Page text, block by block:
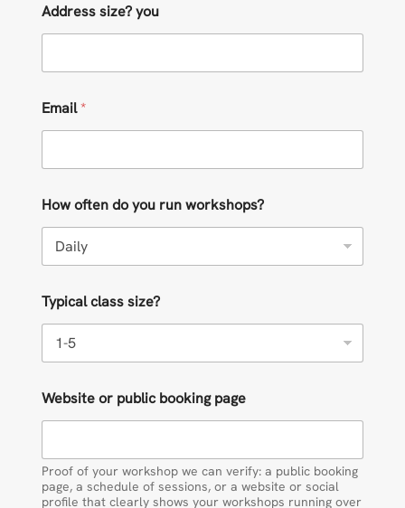
Address size? you
Email*
How often do you run workshops?
Typical class size?
Website or public booking page
Proof of your workshop we can verify: a public booking
page, a schedule of sessions, or a website or social
profile that clearly shows your workshops running over